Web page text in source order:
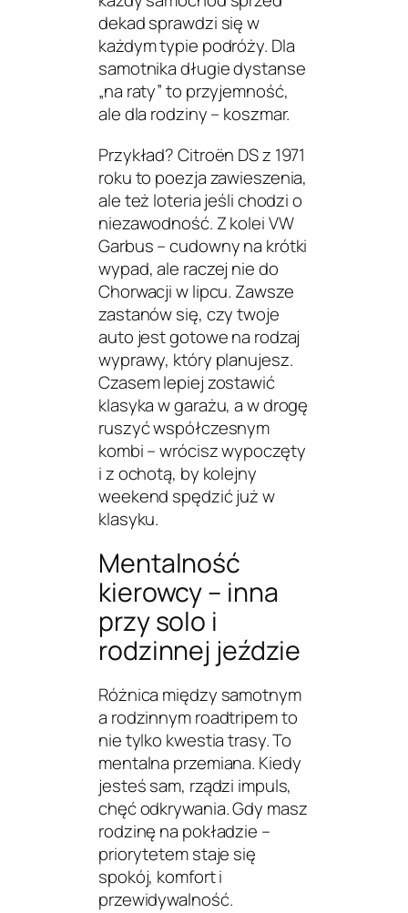
dekad sprawdzi się w
każdym typie podróży. Dla
samotnika długie dystanse
„na raty” to przyjemność,
ale dla rodziny – koszmar.
Przykład? Citroën DS z 1971
roku to poezja zawieszenia,
ale też loteria jeśli chodzi o
niezawodność. Z kolei VW
Garbus – cudowny na krótki
wypad, ale raczej nie do
Chorwacji w lipcu. Zawsze
zastanów się, czy twoje
auto jest gotowe na rodzaj
wyprawy, który planujesz.
Czasem lepiej zostawić
klasyka w garażu, a w drogę
ruszyć współczesnym
kombi – wrócisz wypoczęty
i z ochotą, by kolejny
weekend spędzićjużw
klasyku.
Mentalność
kierowcy – inna
przy solo i
rodzinnej jeździe
Różnica między samotnym
a rodzinnym roadtripem to
nie tylko kwestia trasy. To
mentalna przemiana. Kiedy
jesteś sam, rządzi impuls,
chęć odkrywania. Gdy masz
rodzinę na pokładzie –
priorytetem staje się
spokój, komfort i
przewidywalność.